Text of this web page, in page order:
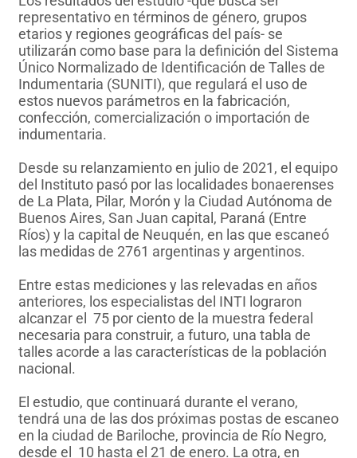
representativo en términos de género, grupos
etarios y regiones geográficas del país- se
utilizarán como base para la definición del Sistema
Único Normalizado de Identificación de Talles de
Indumentaria (SUNITI), que regulará el uso de
estos nuevos parámetros en la fabricación,
confección, comercialización o importación de
indumentaria.
Desde su relanzamiento en julio de 2021, el equipo
del Instituto pasó por las localidades bonaerenses
de La Plata, Pilar, Morón y la Ciudad Autónoma de
Buenos Aires, San Juan capital, Paraná (Entre
Ríos) y la capital de Neuquén, en las que escaneó
las medidas de 2761 argentinas y argentinos.
Entre estas mediciones y las relevadas en años
anteriores, los especialistas del INTI lograron
alcanzar el 75 por ciento de la muestra federal
necesaria para construir, a futuro, una tabla de
talles acorde a las características de la población
nacional.
El estudio, que continuará durante el verano,
tendrá una de las dos próximas postas de escaneo
en la ciudad de Bariloche, provincia de Río Negro,
desde el 10 hasta el 21 de enero. La otra, en